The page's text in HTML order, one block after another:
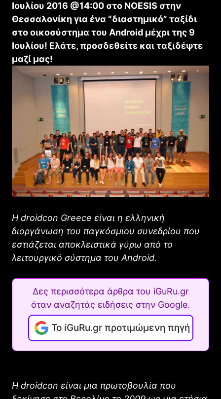
Ιουλίου 2016 @14:00 στο NOESIS στην
Θεσσαλονίκη για ένα “διαστημικό” ταξίδι
στο οικοσύστημα του Android μέχρι της 9
Ιουλίου! Ελάτε, προσδεθείτε και ταξιδέψτε
μαζί μας!
Η droidcon Greece είναι η ελληνική
διοργάνωση του παγκόσμιου συνεδρίου που
εστιάζεται αποκλειστικά γύρω από το
λειτουργικό σύστημα του Android.
Δες περισσότερα άρθρα του iGuRu.gr
όταν αναζητάς ειδήσεις στην Google.
Το iGuRu.gr προτιμώμενη πηγή
Η droidcon είναι μια πρωτοβουλία που